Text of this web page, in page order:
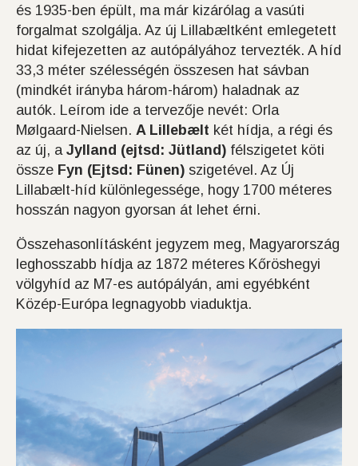
és 1935-ben épült, ma már kizárólag a vasúti
forgalmat szolgálja. Az új Lillabæltként emlegetett
hidat kifejezetten az autópályához tervezték. A híd
33,3 méter szélességén összesen hat sávban
(mindkét irányba három-három) haladnak az
autók. Leírom ide a tervezője nevét: Orla
Mølgaard-Nielsen. A Lillebælt két hídja, a régi és
az új, a Jylland (ejtsd: Jütland) félszigetet köti
össze Fyn (Ejtsd: Fünen) szigetével. Az Új
Lillabælt-híd különlegessége, hogy 1700 méteres
hosszán nagyon gyorsan át lehet érni.
Összehasonlításként jegyzem meg, Magyarország
leghosszabb hídja az 1872 méteres Kőröshegyi
völgyhíd az M7-es autópályán, ami egyébként
Közép-Európa legnagyobb viaduktja.